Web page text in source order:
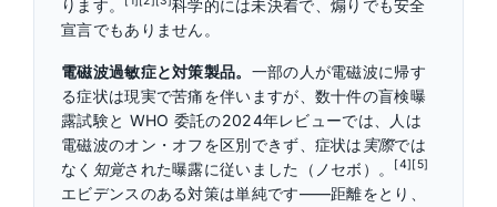
ります。
科学的には未決着で、煽りでも安全
宣言でもありません。
電磁波過敏症と対策製品。 一部の人が電磁波に帰す
る症状は現実で苦痛を伴いますが、数十件の盲検曝
露試験と WHO 委託の2024年レビューでは、人は
電磁波のオン・オフを区別できず、症状は 実際では
なく 知覚された曝露に従いました（ノセボ）。 [4][5]
エビデンスのある対策は単純です——距離をとり、